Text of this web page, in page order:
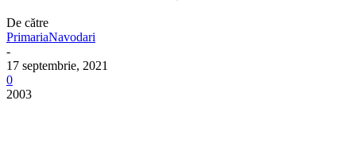
De către
PrimariaNavodari
-
17 septembrie, 2021
0
2003